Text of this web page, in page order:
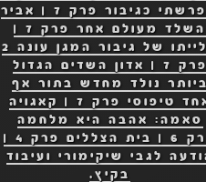
| פרשתי כגיבור פרק 7 | אביר
השלד מעולם אחר פרק 7 |
עלייתו של גיבור המגן עונה 2
פרק 7 | אדון השדים הגדול
ביותר נולד מחדש בתור אף
אחד טיפוסי פרק 7 | קאגויה
סאמה: אהבה היא מלחמה
פרק 6 | בית הצללים פרק 4 |
לגבי שיקימורי ועיבוד
בקיץ.